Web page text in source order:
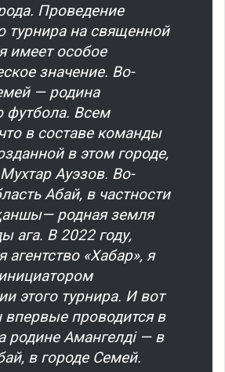
Проведение
турнира на священной
имеет особое
значение. Во-
— родина
футбола. Всем
в составе команды
в этом городе,
Ауэзов. Во-
Абай, в частности
родная земля
ага. В 2022 году,
агентство «Хабар», я
этого турнира. И вот
впервые проводится в
родине Амангелді — в
в городе Семей.